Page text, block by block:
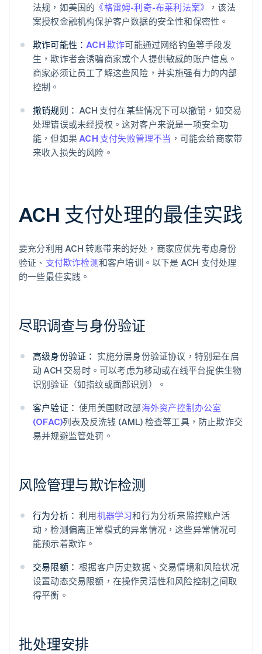
法规，如美国的 《格雷姆-利奇-布莱利法案》
，该法
案授权金融机构保护客户数据的安全性和保密性。
欺诈可能性：ACH 欺诈可能通过网络钓鱼等手段发
生，欺诈者会诱骗商家或个人提供敏感的账户信息。
商家必须让员工了解这些风险，并实施强有力的内部
控制。
撤销规则： ACH 支付在某些情况下可以撤销，如交易
处理错误或未经授权。这对客户来说是一项安全功
能，但如果ACH 支付失败管理不当 ，可能会给商家带
来收入损失的风险。
ACH 支付处理的最佳实践
要充分利用 ACH 转账带来的好处，商家应优先考虑身份
验证、 支付欺诈检测和客户培训。以下是 ACH 支付处理
的一些最佳实践。
尽职调查与身份验证
高级身份验证： 实施分层身份验证协议，特别是在启
动 ACH 交易时。可以考虑为移动或在线平台提供生物
识别验证（如指纹或面部识别）。
客户验证： 使用美国财政部海外资产控制办公室
(OFAC)列表及反洗钱 (AML) 检查等工具，防止欺诈交
易并规避监管处罚。
风险管理与欺诈检测
行为分析： 利用机器学习和行为分析来监控账户活
动，检测偏离正常模式的异常情况，这些异常情况可
能预示着欺诈。
交易限额： 根据客户历史数据、交易情境和风险状况
设置动态交易限额，在操作灵活性和风险控制之间取
得平衡。
批处理安排